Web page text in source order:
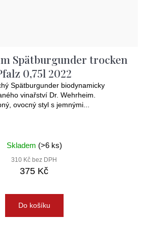
Spätburgunder trocken
0,75l 2022
Spätburgunder biodynamicky
vinařství Dr. Wehrheim.
ovocný styl s jemnými...
Skladem (>6 ks)
310 Kč bez DPH
375 Kč
Do košíku